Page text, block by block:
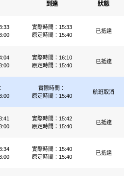
到達 狀態
實際時間：15:33
原定時間：15:40
已抵達
實際時間：16:10
原定時間：15:40
已抵達
實際時間：
原定時間：15:40
航班取消
實際時間：15:42
原定時間：15:40
已抵達
實際時間：15:40
原定時間：15:40
已抵達